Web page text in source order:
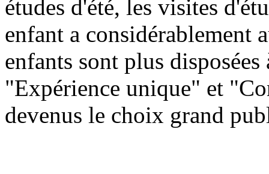
études d'été, les visites
enfant a considérablement
enfants sont plus
"Expérience unique" et
devenus le choix grand